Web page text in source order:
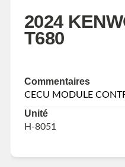
2024
T680
Commentaires
CECU MODULE
Unité
H-8051